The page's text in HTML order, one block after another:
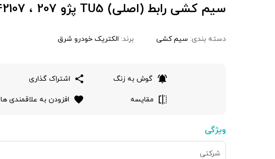
سیم کشی رابط (اصلی) TU5 پژو 207 ، YG22242107
دسته بندی: سیم کشی برند: الکتریک خودرو شرق
گوش به زنگ اشتراک گذاری
مقایسه افزودن به علاقمندی ها
ویژگی
شرکتی